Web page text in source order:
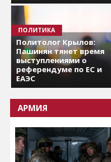
ПОЛИТИКА
Политолог Крылов:
Пашинян тянет время
выступлениями о
референдуме по ЕС и
ЕАЭС
АРМИЯ